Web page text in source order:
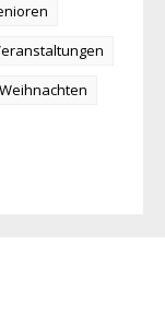
Weihnachten